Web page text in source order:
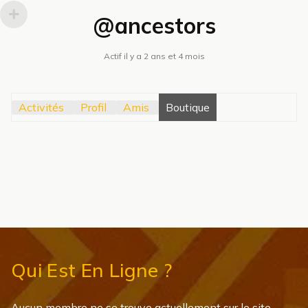
@ancestors
Actif il y a 2 ans et 4 mois
Activités Profil Amis Boutique
Qui Est En Ligne ?